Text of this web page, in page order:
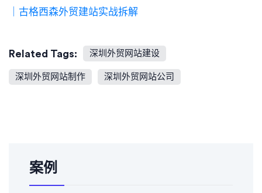
｜古格西森外贸建站实战拆解
Related Tags: 深圳外贸网站建设
深圳外贸网站制作 深圳外贸网站公司
案例